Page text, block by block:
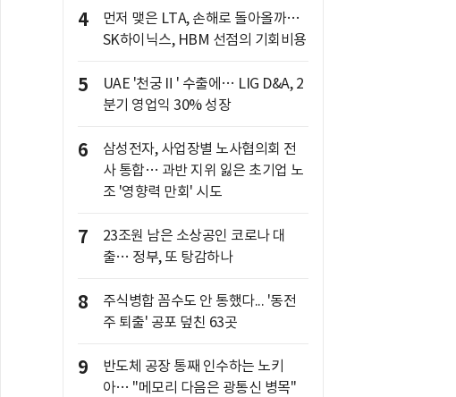
4
먼저 맺은 LTA, 손해로 돌아올까…
SK하이닉스, HBM 선점의 기회비용
5
UAE '천궁Ⅱ' 수출에… LIG D&A, 2
분기 영업익 30% 성장
6
삼성전자, 사업장별 노사협의회 전
사 통합… 과반 지위 잃은 초기업 노
조 '영향력 만회' 시도
7
23조원 남은 소상공인 코로나 대
출… 정부, 또 탕감하나
8
주식병합 꼼수도 안 통했다... '동전
주 퇴출' 공포 덮친 63곳
9
반도체 공장 통째 인수하는 노키
아… "메모리 다음은 광통신 병목"